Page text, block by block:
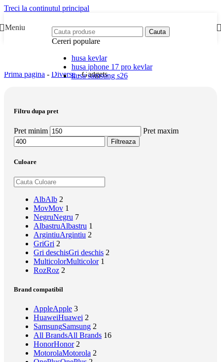
Treci la continutul principal
Meniu Cauta
Cereri populare
husa kevlar
husa iphone 17 pro kevlar
husa samsung s26
Prima pagina - Diverse-Gadgets
Filtru dupa pret
Pret minim Pret maxim
Filtreaza
Culoare
AlbAlb 2
MovMov 1
NegruNegru 7
AlbastruAlbastru 1
ArgintiuArgintiu 2
GriGri 2
Gri deschisGri deschis 2
MulticolorMulticolor 1
RozRoz 2
Brand compatibil
AppleApple 3
HuaweiHuawei 2
SamsungSamsung 2
All BrandsAll Brands 16
HonorHonor 2
MotorolaMotorola 2